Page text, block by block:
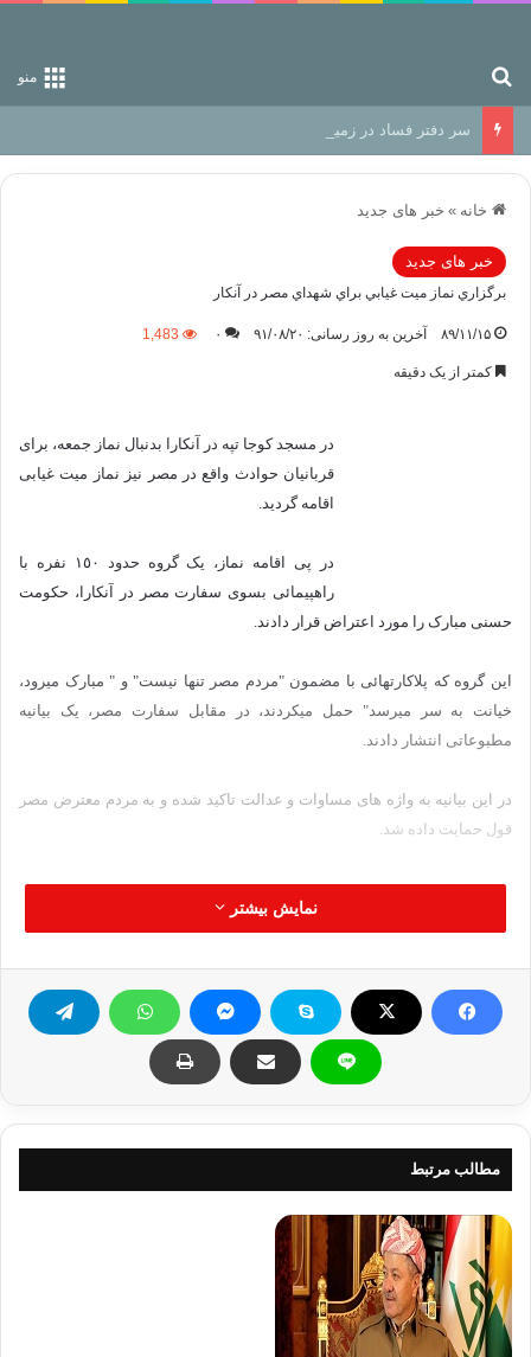
منو
سر دفتر فساد در زمین‌، دوری وکناره‌گیری از راه خداست‌!
خانه » خبر های جدید
خبر های جدید
برگزاري نماز ميت غيابي براي شهداي مصر در آنكار
۸۹/۱۱/۱۵ آخرین به روز رسانی: ۹۱/۰۸/۲۰ ۰ 1,483
کمتر از یک دقیقه
در مسجد کوجا تپه در آنکارا بدنبال نماز جمعه، برای
قربانیان حوادث واقع در مصر نیز نماز میت غیابی
اقامه گردید.
در پی اقامه نماز، یک گروه حدود ۱٥۰ نفره با
راهپیمائی بسوی سفارت مصر در آنکارا، حکومت
حسنی مبارک را مورد اعتراض قرار دادند.
این گروه که پلاکارتهائی با مضمون "مردم مصر تنها نیست" و " مبارک میرود،
خیانت به سر میرسد" حمل میکردند، در مقابل سفارت مصر، یک بیانیه
مطبوعاتی انتشار دادند.
در این بیانیه به واژه های مساوات و عدالت تاکید شده و به مردم معترض مصر
قول حمایت داده شد.
برگرفته از اهل سنت شمال شرق
آنكارا شهيد مصر حسني مبارك تظاهرات انقلاب
کپی آدرس
نمایش بیشتر
مطالب مرتبط